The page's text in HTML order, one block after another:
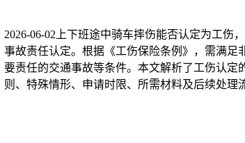
2026-06-02 上下班途中骑车摔伤能否认定为工伤
事故责任认定。根据《工伤保险条例》，需满足
要责任的交通事故等条件。本文解析了工伤认定
则、特殊情形、申请时限、所需材料及后续处理